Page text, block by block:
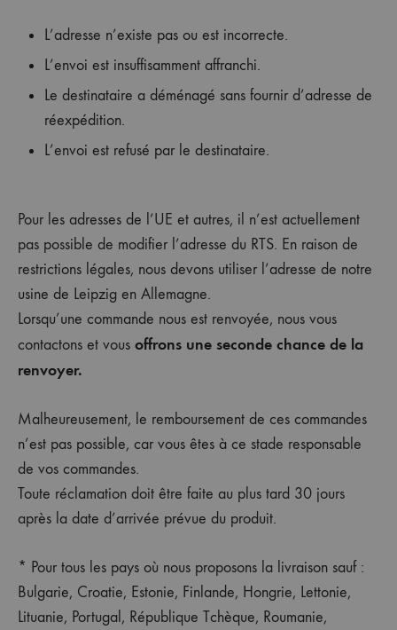
L’adresse n’existe pas ou est incorrecte.
L’envoi est insuffisamment affranchi.
Le destinataire a déménagé sans fournir d’adresse de
réexpédition.
L’envoi est refusé par le destinataire.
Pour les adresses de l’UE et autres, il n’est actuellement
pas possible de modifier l’adresse du RTS. En raison de
restrictions légales, nous devons utiliser l’adresse de notre
usine de Leipzig en Allemagne.
Lorsqu’une commande nous est renvoyée, nous vous
contactons et vous offrons une seconde chance de la
renvoyer.
Malheureusement, le remboursement de ces commandes
n’est pas possible, car vous êtes à ce stade responsable
de vos commandes.
Toute réclamation doit être faite au plus tard 30 jours
après la date d’arrivée prévue du produit.
* Pour tous les pays où nous proposons la livraison sauf :
Bulgarie, Croatie, Estonie, Finlande, Hongrie, Lettonie,
Lituanie, Portugal, République Tchèque, Roumanie,